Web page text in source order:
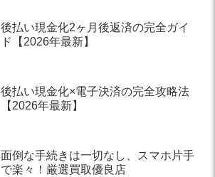
後払い現金化2ヶ月後返済の完全ガイ
ド【2026年最新】
後払い現金化×電子決済の完全攻略法
【2026年最新】
面倒な手続きは一切なし、スマホ片手
で楽々！厳選買取優良店